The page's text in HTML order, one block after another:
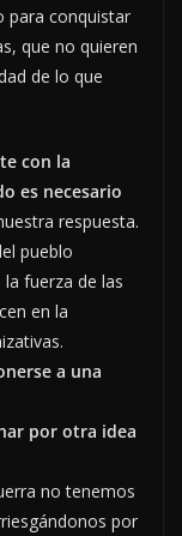
para conquistar
que no quieren
de lo que
con la
es necesario
respuesta.
pueblo
fuerza de las
en la
a una
por otra idea
no tenemos
por